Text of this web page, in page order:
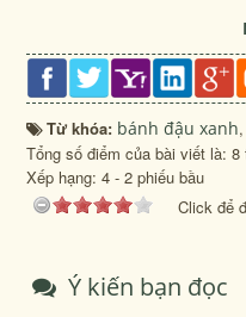
Từ khóa: bánh đậu xanh,
Tổng số điểm của bài viết là: 8
Xếp hạng:4 -2 phiếu bầu
Click để
Ý kiến bạn đọc